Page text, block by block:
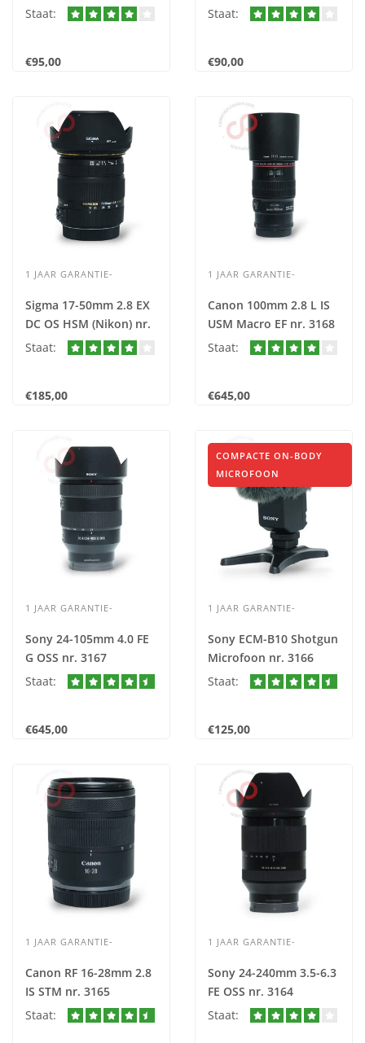
nr. 3171
Staat:
€95,00
3170
Staat:
€90,00
1 JAAR GARANTIE-
Sigma 17-50mm 2.8 EX
DC OS HSM (Nikon) nr.
3169
Staat:
€185,00
1 JAAR GARANTIE-
Canon 100mm 2.8 L IS
USM Macro EF nr. 3168
Staat:
€645,00
1 JAAR GARANTIE-
Sony 24-105mm 4.0 FE
G OSS nr. 3167
Staat:
€645,00
COMPACTE ON-BODY
MICROFOON
1 JAAR GARANTIE-
Sony ECM-B10 Shotgun
Microfoon nr. 3166
Staat:
€125,00
1 JAAR GARANTIE-
Canon RF 16-28mm 2.8
IS STM nr. 3165
Staat:
1 JAAR GARANTIE-
Sony 24-240mm 3.5-6.3
FE OSS nr. 3164
Staat: